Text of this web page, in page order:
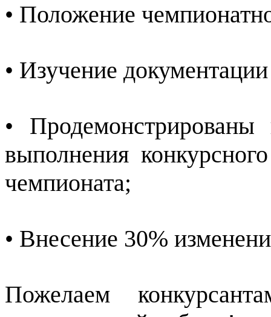
• Положение
• Изучение
• Продемонстрированы
выполнения
чемпионата;
• Внесение 30%
Пожелаем